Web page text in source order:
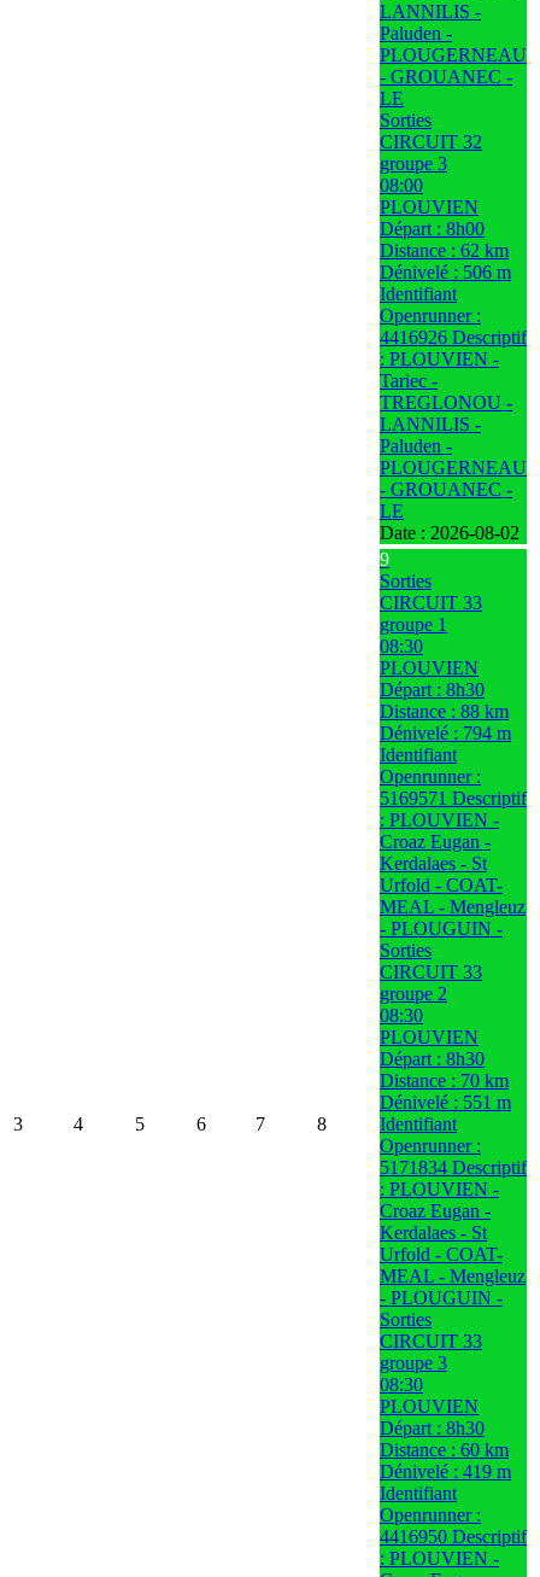
LANNILIS -
Paluden -
PLOUGERNEAU
- GROUANEC -
LE
Sorties
CIRCUIT 32
groupe 3
08:00
PLOUVIEN
Départ : 8h00
Distance : 62 km
Dénivelé : 506 m
Identifiant
Openrunner :
4416926 Descriptif
: PLOUVIEN -
Tariec -
TREGLONOU -
LANNILIS -
Paluden -
PLOUGERNEAU
- GROUANEC -
LE
Date : 2026-08-02
3 4 5 6 7 8
9
Sorties
CIRCUIT 33
groupe 1
08:30
PLOUVIEN
Départ : 8h30
Distance : 88 km
Dénivelé : 794 m
Identifiant
Openrunner :
5169571 Descriptif
: PLOUVIEN -
Croaz Eugan -
Kerdalaes - St
Urfold - COAT-
MEAL - Mengleuz
- PLOUGUIN -
Sorties
CIRCUIT 33
groupe 2
08:30
PLOUVIEN
Départ : 8h30
Distance : 70 km
Dénivelé : 551 m
Identifiant
Openrunner :
5171834 Descriptif
: PLOUVIEN -
Croaz Eugan -
Kerdalaes - St
Urfold - COAT-
MEAL - Mengleuz
- PLOUGUIN -
Sorties
CIRCUIT 33
groupe 3
08:30
PLOUVIEN
Départ : 8h30
Distance : 60 km
Dénivelé : 419 m
Identifiant
Openrunner :
4416950 Descriptif
: PLOUVIEN -